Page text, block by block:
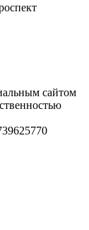
сайтом